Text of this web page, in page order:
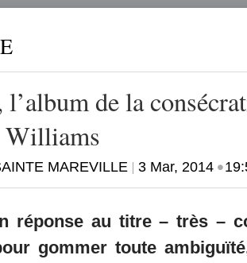
de la
Williams
MAREVILLE| 3 Mar, 2014•
réponse au titre – très –
gommer toute